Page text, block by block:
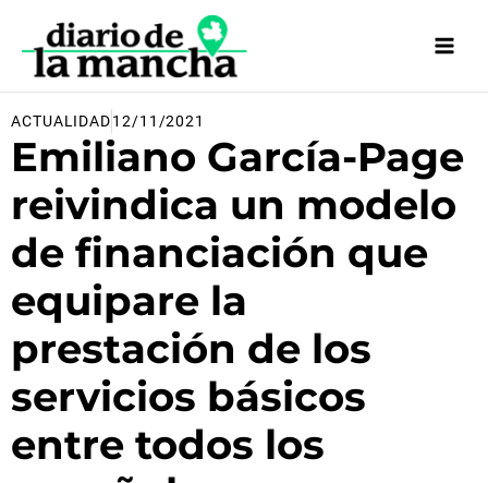
contenido
ACTUALIDAD12/11/2021
Emiliano García-Page
reivindica un modelo
de financiación que
equipare la
prestación de los
servicios básicos
entre todos los